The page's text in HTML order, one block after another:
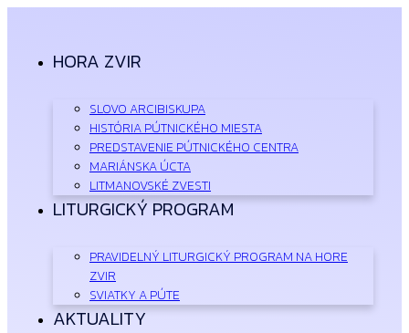
HORA ZVIR
SLOVO ARCIBISKUPA
HISTÓRIA PÚTNICKÉHO MIESTA
PREDSTAVENIE PÚTNICKÉHO CENTRA
MARIÁNSKA ÚCTA
LITMANOVSKÉ ZVESTI
LITURGICKÝ PROGRAM
PRAVIDELNÝ LITURGICKÝ PROGRAM NA HORE
ZVIR
SVIATKY A PÚTE
AKTUALITY